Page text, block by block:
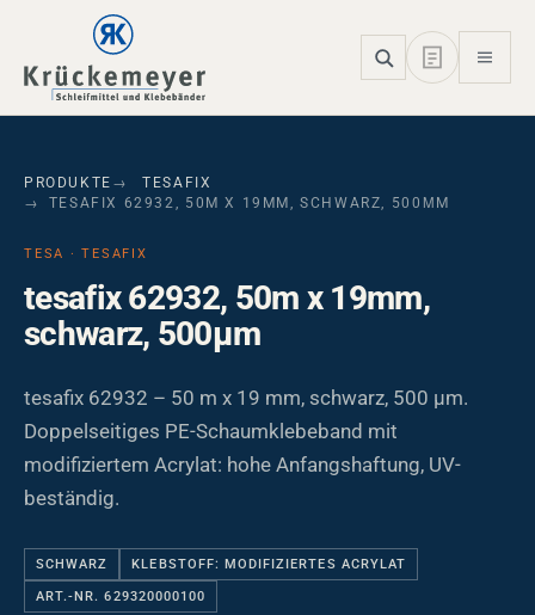
Skip to main navigation
Skip to main content
Skip to page footer
PRODUKTE
TESAFIX
TESAFIX 62932, 50M X 19MM, SCHWARZ, 500ΜM
TESA · TESAFIX
tesafix 62932, 50m x 19mm,
schwarz, 500µm
tesafix 62932 – 50 m x 19 mm, schwarz, 500 µm.
Doppelseitiges PE-Schaumklebeband mit
modifiziertem Acrylat: hohe Anfangshaftung, UV-
beständig.
SCHWARZ KLEBSTOFF: MODIFIZIERTES ACRYLAT
ART.-NR. 629320000100